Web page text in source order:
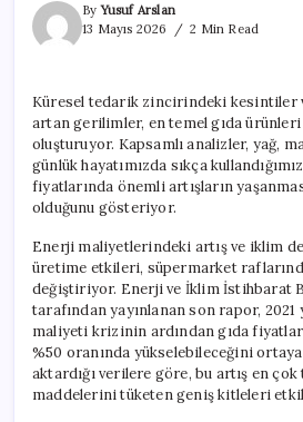
ByYusuf Arslan
13 Mayıs 2026
2 Min Read
Küresel tedarik zincirindeki kesintiler
artan gerilimler, en temel gıda
oluşturuyor. Kapsamlı analizler, yağ,
günlük hayatımızda sıkça
fiyatlarında önemli artışların
olduğunu gösteriyor.
Enerji maliyetlerindeki artış ve iklim
üretime etkileri, süpermarket
değiştiriyor. Enerji ve İklim İstihbarat
tarafından yayınlanan son rapor, 2021
maliyeti krizinin ardından gıda
%50 oranında yükselebileceğini
aktardığı verilere göre, bu artış en
maddelerini tüketen geniş kitleleri